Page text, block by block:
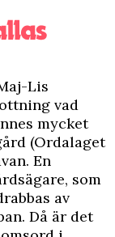
Lis
vad
mycket
(Ordalaget
En
som
av
Då är det